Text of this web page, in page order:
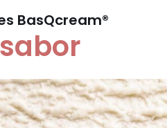
BasQcream®